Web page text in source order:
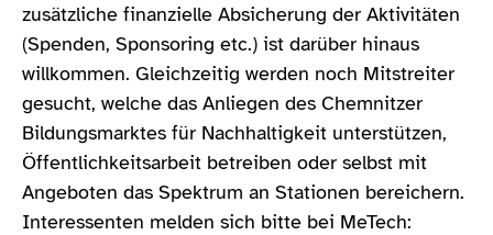
zusätzliche finanzielle Absicherung der Aktivitäten
(Spenden, Sponsoring etc.) ist darüber hinaus
willkommen. Gleichzeitig werden noch Mitstreiter
gesucht, welche das Anliegen des Chemnitzer
Bildungsmarktes für Nachhaltigkeit unterstützen,
Öffentlichkeitsarbeit betreiben oder selbst mit
Angeboten das Spektrum an Stationen bereichern.
Interessenten melden sich bitte bei MeTech: